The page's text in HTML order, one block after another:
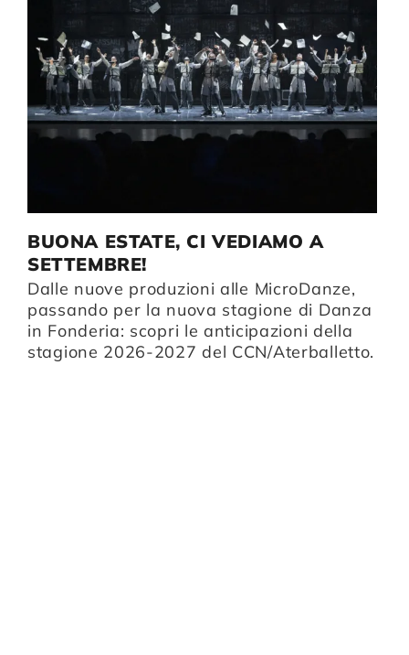
BUONA ESTATE, CI VEDIAMO A
SETTEMBRE!
Dalle nuove produzioni alle MicroDanze,
passando per la nuova stagione di Danza
in Fonderia: scopri le anticipazioni della
stagione 2026-2027 del CCN/Aterballetto.